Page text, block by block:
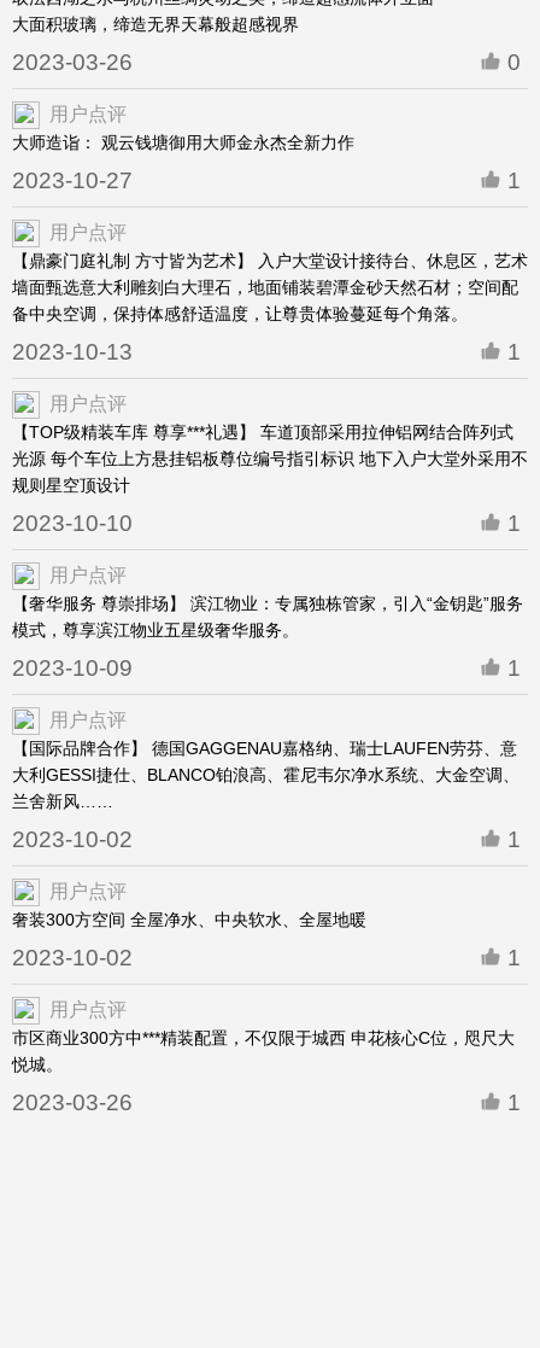
大面积玻璃，缔造无界天幕般超感视界
2023-03-26 0
用户点评
大师造诣： 观云钱塘御用大师金永杰全新力作
2023-10-27 1
用户点评
【鼎豪门庭礼制 方寸皆为艺术】 入户大堂设计接待台、休息区，艺术
墙面甄选意大利雕刻白大理石，地面铺装碧潭金砂天然石材；空间配
备中央空调，保持体感舒适温度，让尊贵体验蔓延每个角落。
2023-10-13 1
用户点评
【TOP级精装车库 尊享***礼遇】 车道顶部采用拉伸铝网结合阵列式
光源 每个车位上方悬挂铝板尊位编号指引标识 地下入户大堂外采用不
规则星空顶设计
2023-10-10 1
用户点评
【奢华服务 尊崇排场】 滨江物业：专属独栋管家，引入“金钥匙”服务
模式，尊享滨江物业五星级奢华服务。
2023-10-09 1
用户点评
【国际品牌合作】 德国GAGGENAU嘉格纳、瑞士LAUFEN劳芬、意
大利GESSI捷仕、BLANCO铂浪高、霍尼韦尔净水系统、大金空调、
兰舍新风……
2023-10-02 1
用户点评
奢装300方空间 全屋净水、中央软水、全屋地暖
2023-10-02 1
用户点评
市区商业300方中***精装配置，不仅限于城西 申花核心C位，咫尺大
悦城。
2023-03-26 1